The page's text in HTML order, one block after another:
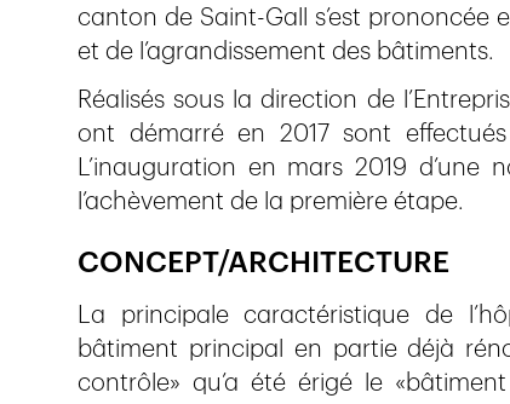
canton de Saint-Gall s’est prononcée
et de l’agrandissement des bâtiments.
Réalisés sous la direction de
ont démarré en 2017 sont
L’inauguration en mars 2019 d’une
l’achèvement de la première étape.
CONCEPT/ARCHITECTURE
La principale caractéristique de
bâtiment principal en partie déjà
contrôle» qu’a été érigé le